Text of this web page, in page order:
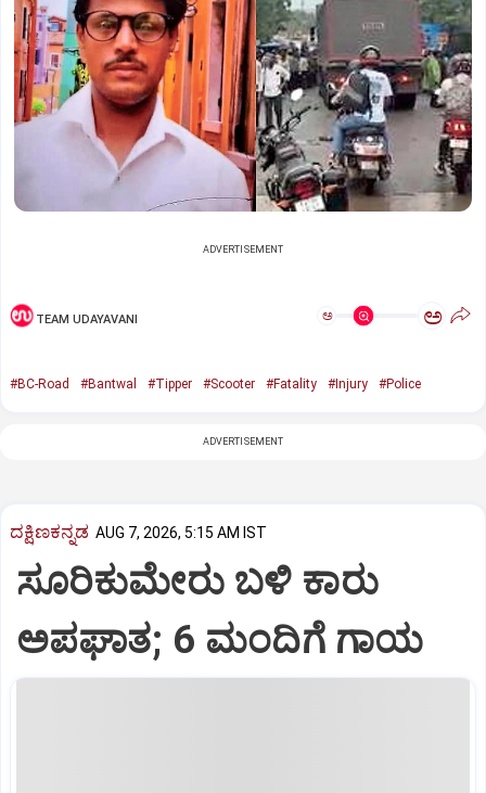
ADVERTISEMENT
TEAM UDAYAVANI ಅ ಅ
#BC-Road #Bantwal #Tipper #Scooter #Fatality #Injury #Police
ADVERTISEMENT
ದಕ್ಷಿಣಕನ್ನಡ AUG 7, 2026, 5:15 AM IST
ಸೂರಿಕುಮೇರು ಬಳಿ ಕಾರು
ಅಪಘಾತ; 6 ಮಂದಿಗೆ ಗಾಯ